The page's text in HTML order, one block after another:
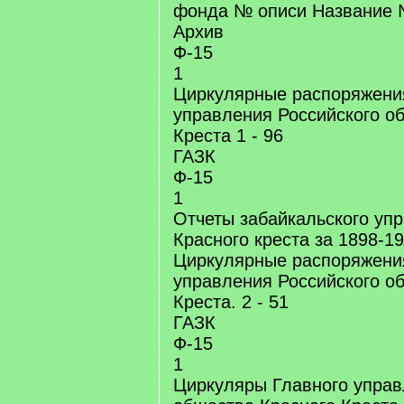
фонда № описи Название
Архив
Ф-15
1
Циркулярные
управления Российского
Креста 1 - 96
ГАЗК
Ф-15
1
Отчеты забайкальского
Красного креста за 1898-
Циркулярные
управления Российского
Креста. 2 - 51
ГАЗК
Ф-15
1
Циркуляры Главного